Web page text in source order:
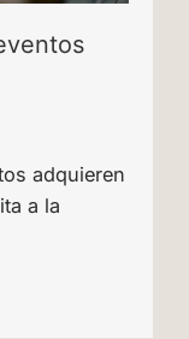
adquieren
a la